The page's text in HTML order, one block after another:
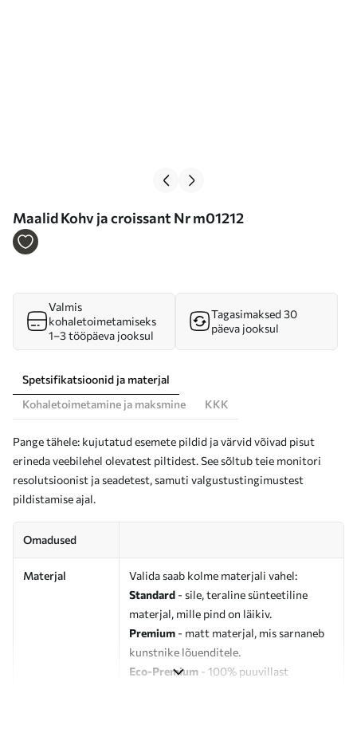
Maalid Kohv ja croissant Nr m01212
Valmis
kohaletoimetamiseks
1–3 tööpäeva jooksul
Tagasimaksed 30
päeva jooksul
Spetsifikatsioonid ja materjal
Kohaletoimetamine ja maksmine
KKK
Pange tähele: kujutatud esemete pildid ja värvid võivad pisut
erineda veebilehel olevatest piltidest. See sõltub teie monitori
resolutsioonist ja seadetest, samuti valgustustingimustest
pildistamise ajal.
Omadused
Materjal
Valida saab kolme materjali vahel:
Standard - sile, teraline sünteetiline
materjal, mille pind on läikiv.
Premium - matt materjal, mis sarnaneb
kunstnike lõuenditele.
Eco-Premium - 100% puuvillast